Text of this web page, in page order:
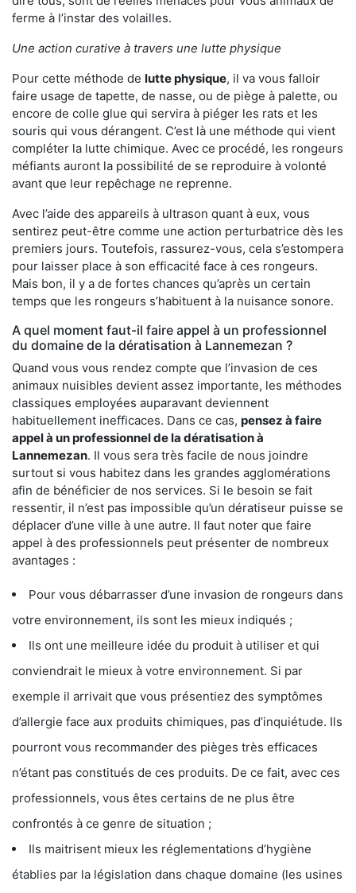
ferme à l’instar des volailles.
Une action curative à travers une lutte physique
Pour cette méthode de lutte physique, il va vous falloir
faire usage de tapette, de nasse, ou de piège à palette, ou
encore de colle glue qui servira à piéger les rats et les
souris qui vous dérangent. C’est là une méthode qui vient
compléter la lutte chimique. Avec ce procédé, les rongeurs
méfiants auront la possibilité de se reproduire à volonté
avant que leur repêchage ne reprenne.
Avec l’aide des appareils à ultrason quant à eux, vous
sentirez peut-être comme une action perturbatrice dès les
premiers jours. Toutefois, rassurez-vous, cela s’estompera
pour laisser place à son efficacité face à ces rongeurs.
Mais bon, il y a de fortes chances qu’après un certain
temps que les rongeurs s’habituent à la nuisance sonore.
A quel moment faut-il faire appel à un professionnel
du domaine de la dératisation à Lannemezan ?
Quand vous vous rendez compte que l’invasion de ces
animaux nuisibles devient assez importante, les méthodes
classiques employées auparavant deviennent
habituellement inefficaces. Dans ce cas, pensez à faire
appel à un professionnel de la dératisation à
Lannemezan. Il vous sera très facile de nous joindre
surtout si vous habitez dans les grandes agglomérations
afin de bénéficier de nos services. Si le besoin se fait
ressentir, il n’est pas impossible qu’un dératiseur puisse se
déplacer d’une ville à une autre. Il faut noter que faire
appel à des professionnels peut présenter de nombreux
avantages :
Pour vous débarrasser d’une invasion de rongeurs dans
votre environnement, ils sont les mieux indiqués ;
Ils ont une meilleure idée du produit à utiliser et qui
conviendrait le mieux à votre environnement. Si par
exemple il arrivait que vous présentiez des symptômes
d’allergie face aux produits chimiques, pas d’inquiétude. Ils
pourront vous recommander des pièges très efficaces
n’étant pas constitués de ces produits. De ce fait, avec ces
professionnels, vous êtes certains de ne plus être
confrontés à ce genre de situation ;
Ils maitrisent mieux les réglementations d’hygiène
établies par la législation dans chaque domaine (les usines